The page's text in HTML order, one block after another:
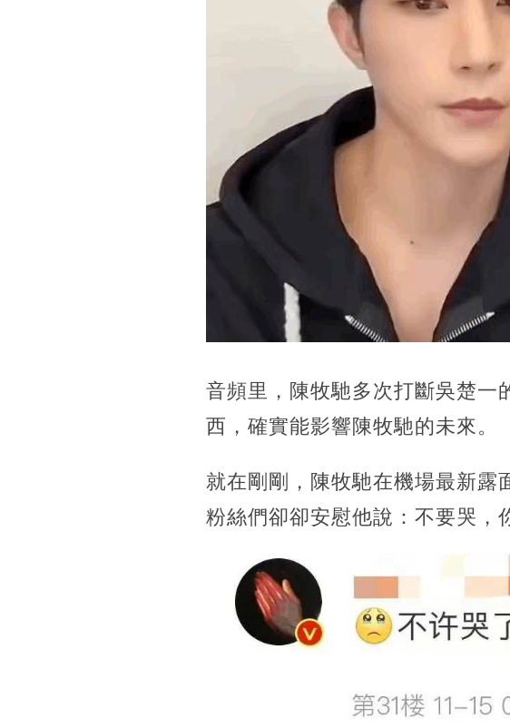
音頻里，陳牧馳多次打斷吳楚一
西，確實能影響陳牧馳的未來。
就在剛剛，陳牧馳在機場最新露
粉絲們卻卻安慰他說：不要哭，